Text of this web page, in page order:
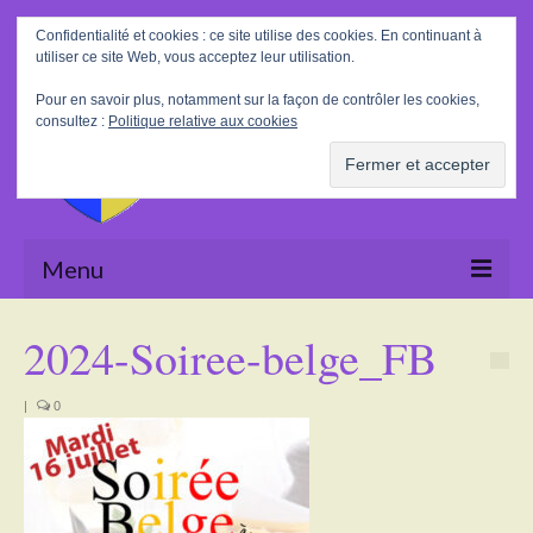
Rechercher
:
Menu
La Mairie
Le village
Tourisme
2024-Soiree-belge_FB
| 0
Confidentialité et cookies : ce site utilise des cookies. En continuant à
utiliser ce site Web, vous acceptez leur utilisation.
Pour en savoir plus, notamment sur la façon de contrôler les cookies,
consultez : Politique relative aux cookies